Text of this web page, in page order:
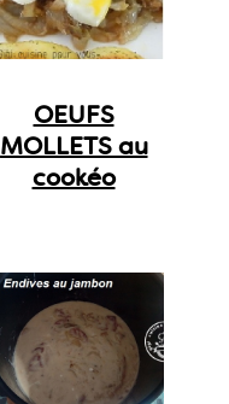
OEUFS
MOLLETS au
cookéo